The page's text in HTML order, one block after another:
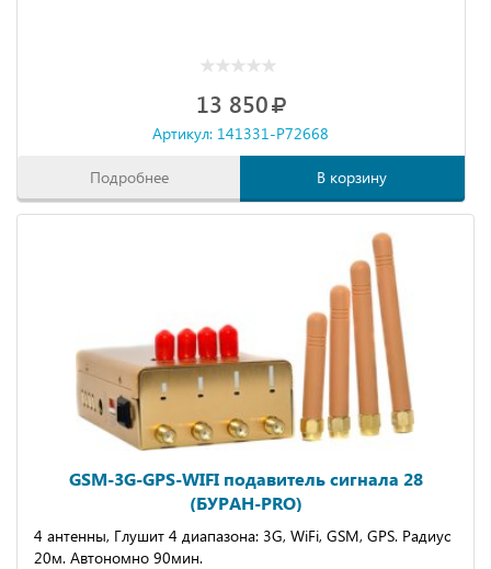
13 850
Артикул: 141331-P72668
Подробнее В корзину
GSM-3G-GPS-WIFI подавитель сигнала 28
(БУРАН-PRO)
4 антенны, Глушит 4 диапазона: 3G, WiFi, GSM, GPS. Радиус
20м. Автономно 90мин.